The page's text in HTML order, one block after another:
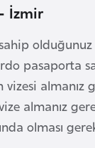
İzmir
pasaporta
almanız
almanız
olması